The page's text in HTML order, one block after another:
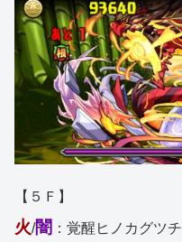
【５Ｆ】
火/闇 ：覚醒ヒノカグツチ